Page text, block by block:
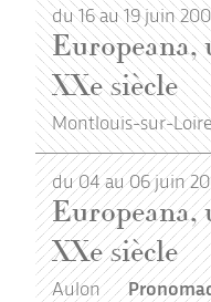
du 16 au 19 juin
Europeana,
XXe siècle
Montlouis-sur-
du 04 au 06 juin
Europeana,
XXe siècle
Aulon